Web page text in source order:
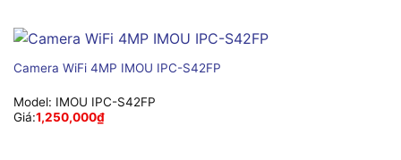
Camera WiFi 4MP IMOU IPC-S42FP
Model: IMOU IPC-S42FP
Giá:1,250,000₫